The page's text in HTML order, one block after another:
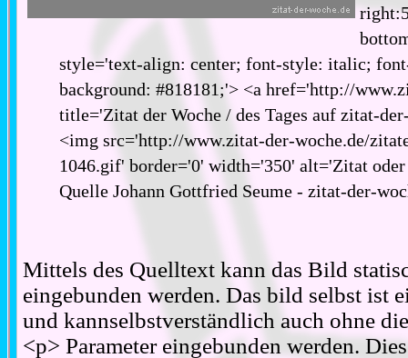
style='text-align: center; font-style: italic;
background: #818181;'> <a href='http://
title='Zitat der Woche / des Tages auf zitat-
<img src='http://www.zitat-der-woche.de/
1046.gif' border='0' width='350' alt='Zitat
Quelle Johann Gottfried Seume - zitat-der-
Mittels des Quelltext kann das Bild
eingebunden werden. Das bild selbst ist
und kannselbstverständlich auch ohne
<p> Parameter eingebunden werden.